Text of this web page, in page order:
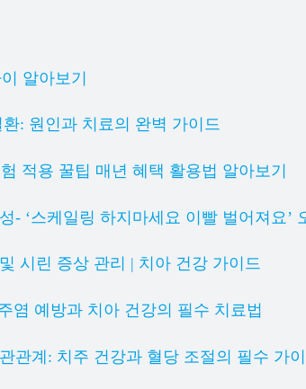
알아보기
: 원인과 치료의 완벽 가이드
적용 꿀팁 매년 혜택 활용법 알아보기
- ‘스케일링 하지마세요 이빨 벌어져요’
시린 증상 관리 | 치아 건강 가이드
염 예방과 치아 건강의 필수 치료법
관계: 치주 건강과 혈당 조절의 필수 가